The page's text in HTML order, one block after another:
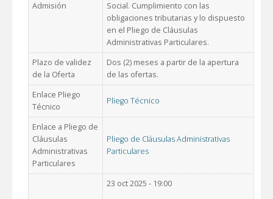
Admisión
Social. Cumplimiento con las
obligaciones tributarias y lo dispuesto
en el Pliego de Cláusulas
Administrativas Particulares.
Plazo de validez
de la Oferta
Dos (2) meses a partir de la apertura
de las ofertas.
Enlace Pliego
Técnico
Pliego Técnico
Enlace a Pliego de
Cláusulas
Administrativas
Particulares
Pliego de Cláusulas Administrativas
Particulares
23 oct 2025 - 19:00